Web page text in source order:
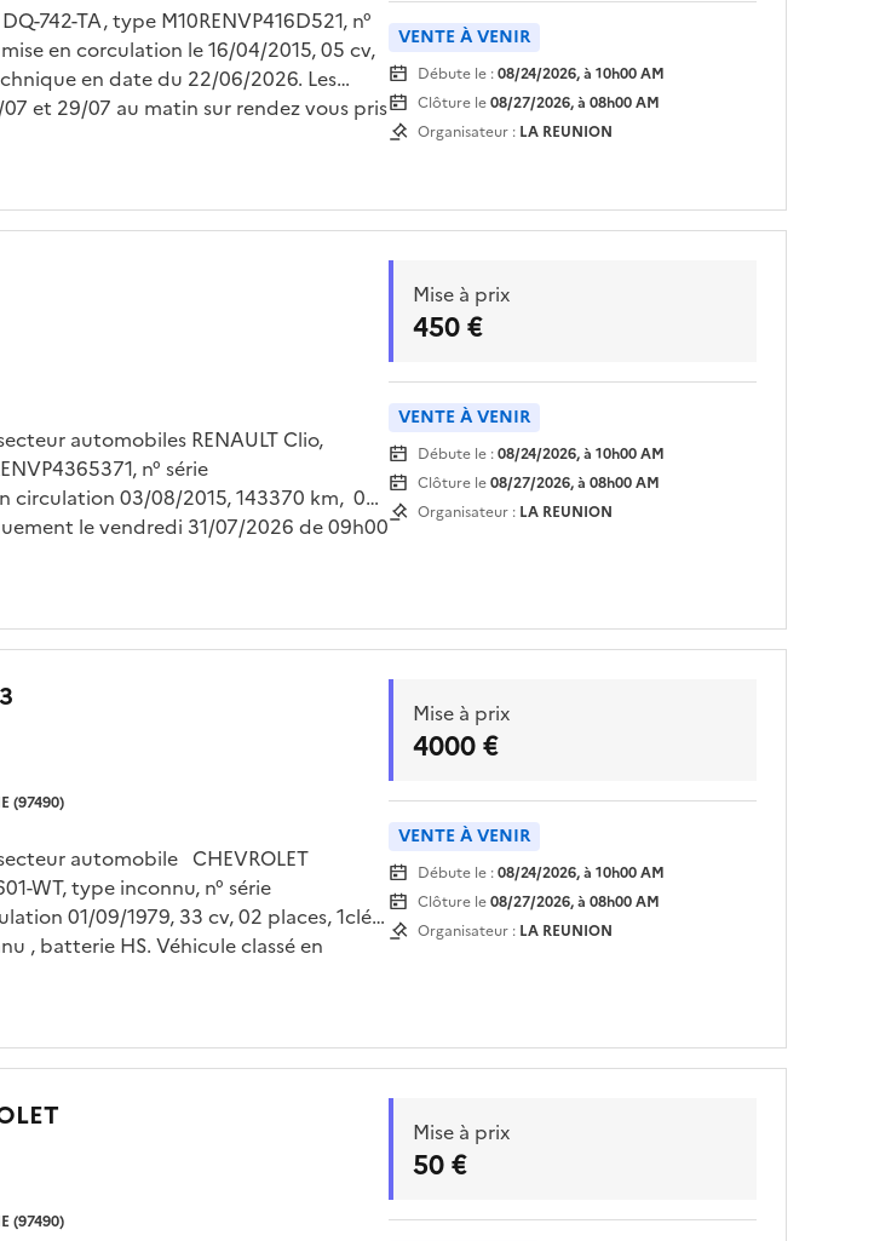
742-TA, type M10RENVP416D521, n°
en corculation le 16/04/2015, 05 cv,
en date du 22/06/2026. Les
et 29/07 au matin sur rendez vous pris
à la charge de l'acquéreur
VENTE À VENIR
Débute le :08/24/2026, à 10h00 AM
Clôture le08/27/2026, à 08h00 AM
Organisateur : LA REUNION
automobiles RENAULT Clio,
n° série
circulation 03/08/2015, 143370 km, 04
le vendredi 31/07/2026 de 09h00
d'identité. Des frais de garde
Mise à prix
450 €
VENTE À VENIR
Débute le :08/24/2026, à 10h00 AM
Clôture le08/27/2026, à 08h00 AM
Organisateur : LA REUNION
(97490)
automobile CHEVROLET
WT, type inconnu, n° série
01/09/1979, 33 cv, 02 places, 1clé
, batterie HS. Véhicule classé en
place uniquement le jeudi 30/07/2026
Enlèvement sur plateau
Mise à prix
4000 €
VENTE À VENIR
Débute le :08/24/2026, à 10h00 AM
Clôture le08/27/2026, à 08h00 AM
Organisateur : LA REUNION
(97490)
Mise à prix
50 €